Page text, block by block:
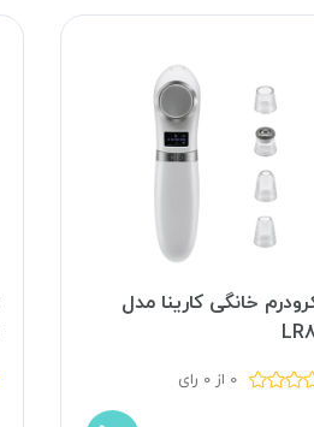
خانگی کارینا مدل
0 از 0 رای